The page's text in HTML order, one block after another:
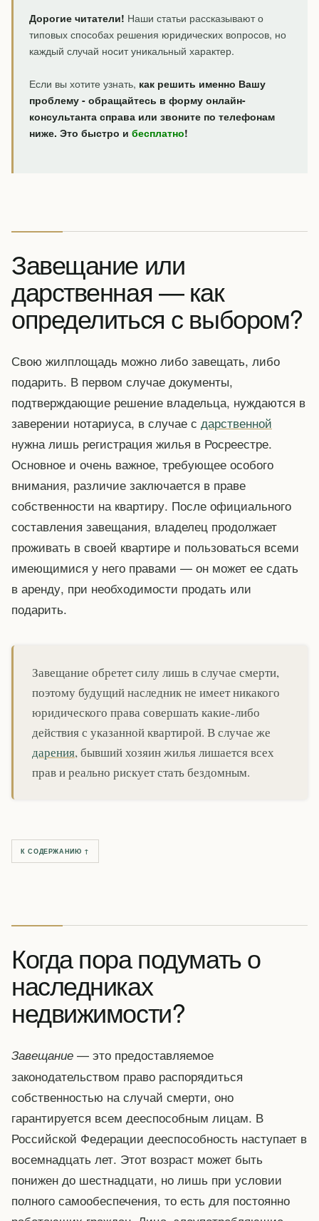
Дорогие читатели! Наши статьи рассказывают о
типовых способах решения юридических вопросов, но
каждый случай носит уникальный характер.
Если вы хотите узнать, как решить именно Вашу
проблему - обращайтесь в форму онлайн-
консультанта справа или звоните по телефонам
ниже. Это быстро и бесплатно!
Завещание или
дарственная — как
определиться с выбором?
Свою жилплощадь можно либо завещать, либо
подарить. В первом случае документы,
подтверждающие решение владельца, нуждаются в
заверении нотариуса, в случае с дарственной
нужна лишь регистрация жилья в Росреестре.
Основное и очень важное, требующее особого
внимания, различие заключается в праве
собственности на квартиру. После официального
составления завещания, владелец продолжает
проживать в своей квартире и пользоваться всеми
имеющимися у него правами — он может ее сдать
в аренду, при необходимости продать или
подарить.
Завещание обретет силу лишь в случае смерти,
поэтому будущий наследник не имеет никакого
юридического права совершать какие-либо
действия с указанной квартирой. В случае же
дарения, бывший хозяин жилья лишается всех
прав и реально рискует стать бездомным.
К СОДЕРЖАНИЮ ↑
Когда пора подумать о
наследниках
недвижимости?
Завещание — это предоставляемое
законодательством право распорядиться
собственностью на случай смерти, оно
гарантируется всем дееспособным лицам. В
Российской Федерации дееспособность наступает в
восемнадцать лет. Этот возраст может быть
понижен до шестнадцати, но лишь при условии
полного самообеспечения, то есть для постоянно